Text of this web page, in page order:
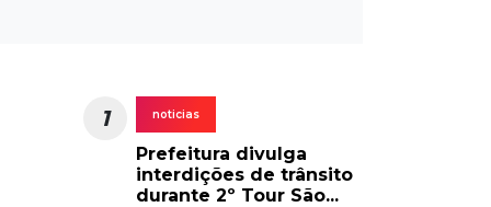
1 noticias
Prefeitura divulga
interdições de trânsito
durante 2º Tour São...